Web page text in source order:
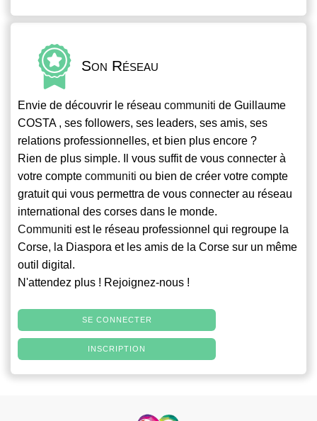
Son Réseau
Envie de découvrir le réseau communiti de Guillaume
COSTA , ses followers, ses leaders, ses amis, ses
relations professionnelles, et bien plus encore ?
Rien de plus simple. Il vous suffit de vous connecter à
votre compte communiti ou bien de créer votre compte
gratuit qui vous permettra de vous connecter au réseau
international des corses dans le monde.
Communiti est le réseau professionnel qui regroupe la
Corse, la Diaspora et les amis de la Corse sur un même
outil digital.
N'attendez plus ! Rejoignez-nous !
SE CONNECTER
INSCRIPTION